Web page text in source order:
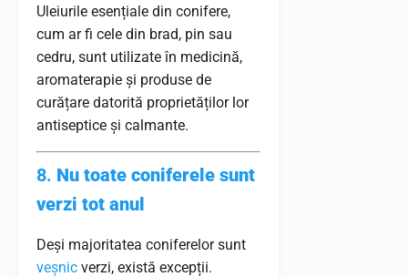
Uleiurile esențiale din conifere,
cum ar fi cele din brad, pin sau
cedru, sunt utilizate în medicină,
aromaterapie și produse de
curățare datorită proprietăților lor
antiseptice și calmante.
8. Nu toate coniferele sunt
verzi tot anul
Deși majoritatea coniferelor sunt
veșnic verzi, există excepții.